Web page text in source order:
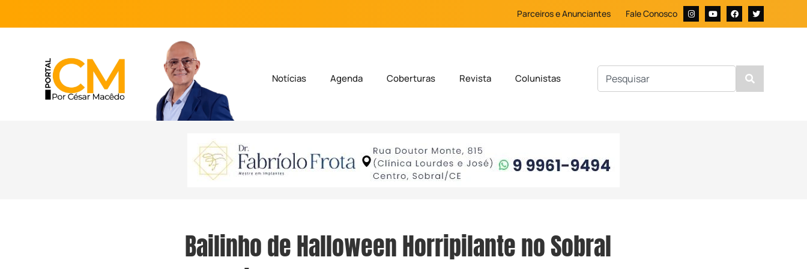
Parceiros e Anunciantes Fale Conosco
Notícias Agenda Coberturas Revista Colunistas
Bailinho de Halloween Horripilante no Sobral